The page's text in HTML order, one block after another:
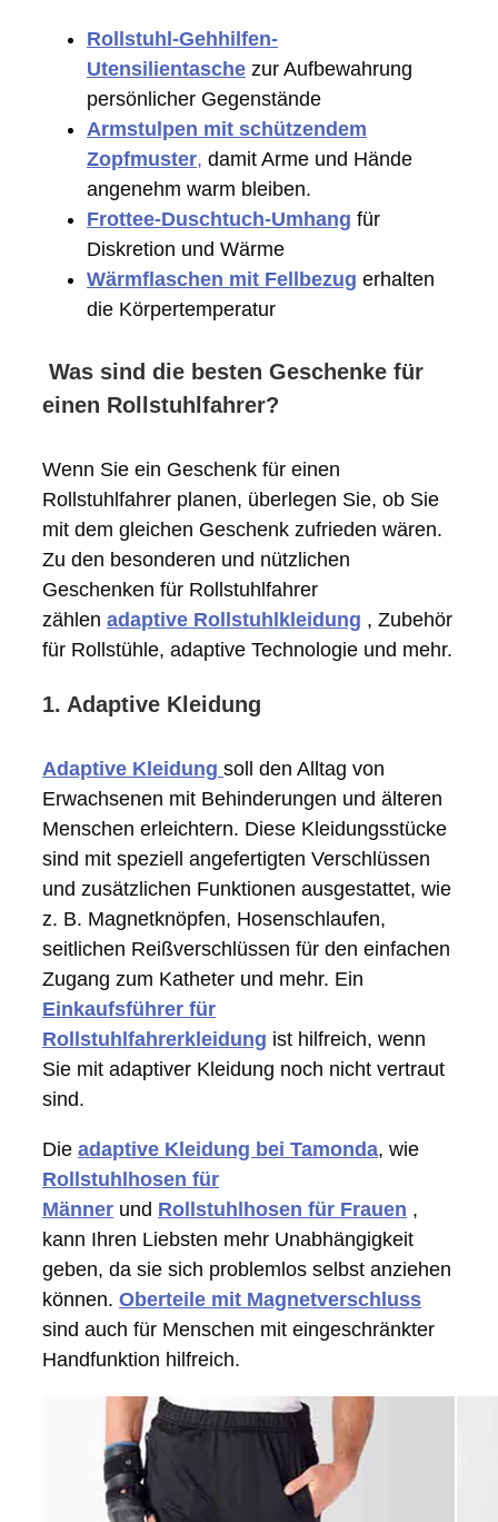
Rollstuhl-Gehhilfen-
Utensilientasche zur Aufbewahrung
persönlicher Gegenstände
Armstulpen mit schützendem
Zopfmuster, damit Arme und Hände
angenehm warm bleiben.
Frottee-Duschtuch-Umhang für
Diskretion und Wärme
Wärmflaschen mit Fellbezug erhalten
die Körpertemperatur
Was sind die besten Geschenke für
einen Rollstuhlfahrer?
Wenn Sie ein Geschenk für einen
Rollstuhlfahrer planen, überlegen Sie, ob Sie
mit dem gleichen Geschenk zufrieden wären.
Zu den besonderen und nützlichen
Geschenken für Rollstuhlfahrer
zählen adaptive Rollstuhlkleidung , Zubehör
für Rollstühle, adaptive Technologie und mehr.
1. Adaptive Kleidung
Adaptive Kleidung soll den Alltag von
Erwachsenen mit Behinderungen und älteren
Menschen erleichtern. Diese Kleidungsstücke
sind mit speziell angefertigten Verschlüssen
und zusätzlichen Funktionen ausgestattet, wie
z. B. Magnetknöpfen, Hosenschlaufen,
seitlichen Reißverschlüssen für den einfachen
Zugang zum Katheter und mehr. Ein
Einkaufsführer für
Rollstuhlfahrerkleidung ist hilfreich, wenn
Sie mit adaptiver Kleidung noch nicht vertraut
sind.
Die adaptive Kleidung bei Tamonda, wie
Rollstuhlhosen für
Männer und Rollstuhlhosen für Frauen ,
kann Ihren Liebsten mehr Unabhängigkeit
geben, da sie sich problemlos selbst anziehen
können. Oberteile mit Magnetverschluss
sind auch für Menschen mit eingeschränkter
Handfunktion hilfreich.